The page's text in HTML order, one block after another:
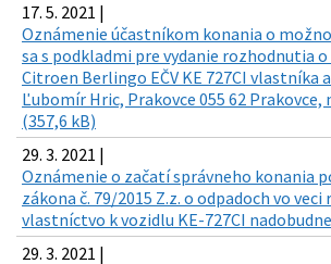
17. 5. 2021 |
Oznámenie účastníkom konania o
sa s podkladmi pre vydanie rozhodnutia
Citroen Berlingo EČV KE 727CI vlastníka
Ľubomír Hric, Prakovce 055 62 Prakovce,
(357,6 kB)
29. 3. 2021 |
Oznámenie o začatí správneho konania
zákona č. 79/2015 Z.z. o odpadoch vo
vlastníctvo k vozidlu KE-727CI
29. 3. 2021 |